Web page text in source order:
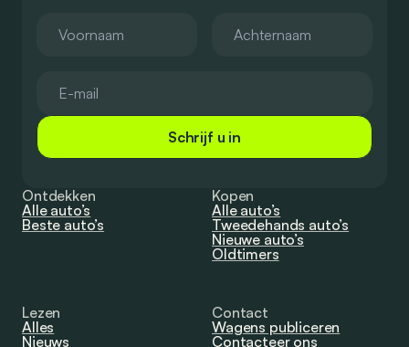
Schrijf u in
Ontdekken
Alle auto’s
Beste auto’s
Kopen
Alle auto’s
Tweedehands auto’s
Nieuwe auto’s
Oldtimers
Lezen
Alles
Nieuws
Contact
Wagens publiceren
Contacteer ons